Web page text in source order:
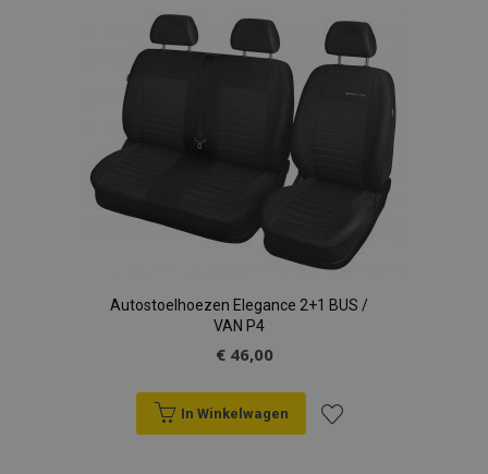
Autostoelhoezen Elegance 2+1 BUS /
VAN P4
€ 46,00
In Winkelwagen